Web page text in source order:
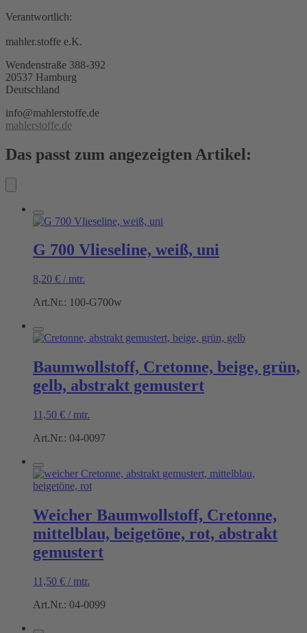
Verantwortlich:
mahler.stoffe e.K.
Wendenstraße 388-392
20537 Hamburg
Deutschland
info@mahlerstoffe.de
mahlerstoffe.de
Das passt zum angezeigten Artikel:
G 700 Vlieseline, weiß, uni
8,20 € / mtr.
Art.Nr.: 100-G700w
Baumwollstoff, Cretonne, beige, grün,
gelb, abstrakt gemustert
11,50 € / mtr.
Art.Nr.: 04-0097
Weicher Baumwollstoff, Cretonne,
mittelblau, beigetöne, rot, abstrakt
gemustert
11,50 € / mtr.
Art.Nr.: 04-0099